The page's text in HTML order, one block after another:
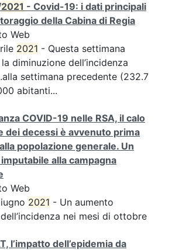
2021 - Covid-19: i dati principali
della Cabina di Regia
Web
2021 - Questa settimana
diminuzione dell’incidenza
settimana precedente (232.7
abitanti...
COVID-19 nelle RSA, il calo
dei decessi è avvenuto prima
popolazione generale. Un
alla campagna
Web
2021 - Un aumento
nei mesi di ottobre
l’impatto dell’epidemia da